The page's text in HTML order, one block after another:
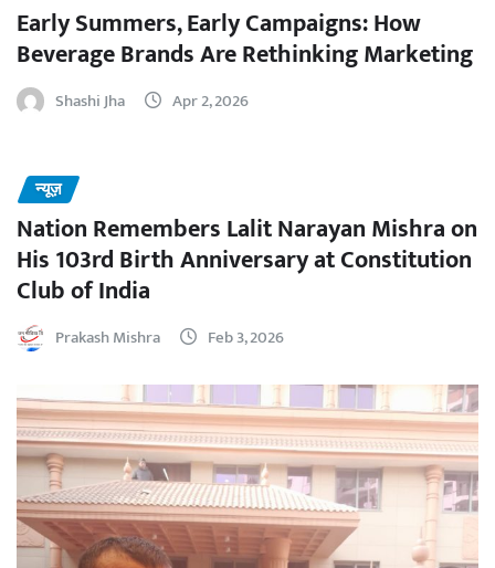
Early Summers, Early Campaigns: How
Beverage Brands Are Rethinking Marketing
Shashi Jha Apr 2, 2026
न्यूज़
Nation Remembers Lalit Narayan Mishra on
His 103rd Birth Anniversary at Constitution
Club of India
Prakash Mishra Feb 3, 2026